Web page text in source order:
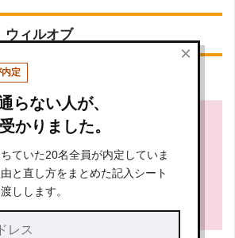
ウィルオブ
×
定
らない人が、
かりました。
ていた20名全員が内定していま
と直し方をまとめた記入シート
しします。